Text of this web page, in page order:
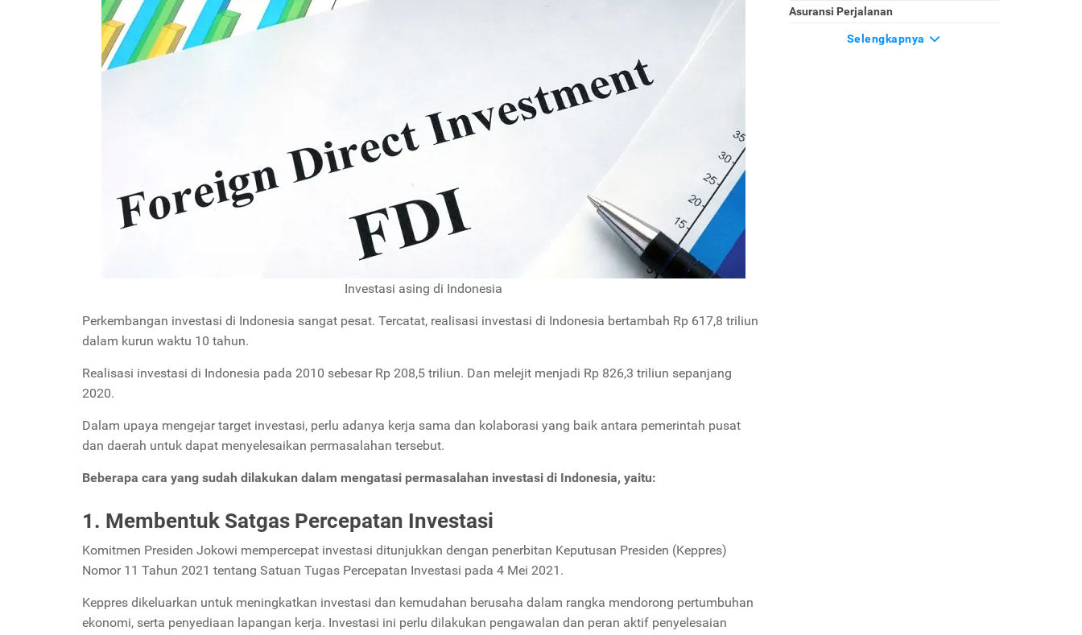
Investasi asing di Indonesia
Perkembangan investasi di Indonesia sangat pesat. Tercatat, realisasi investasi di Indonesia bertambah Rp 617,8 triliun
dalam kurun waktu 10 tahun.
Realisasi investasi di Indonesia pada 2010 sebesar Rp 208,5 triliun. Dan melejit menjadi Rp 826,3 triliun sepanjang
2020.
Dalam upaya mengejar target investasi, perlu adanya kerja sama dan kolaborasi yang baik antara pemerintah pusat
dan daerah untuk dapat menyelesaikan permasalahan tersebut.
Beberapa cara yang sudah dilakukan dalam mengatasi permasalahan investasi di Indonesia, yaitu:
1. Membentuk Satgas Percepatan Investasi
Komitmen Presiden Jokowi mempercepat investasi ditunjukkan dengan penerbitan Keputusan Presiden (Keppres)
Nomor 11 Tahun 2021 tentang Satuan Tugas Percepatan Investasi pada 4 Mei 2021.
Keppres dikeluarkan untuk meningkatkan investasi dan kemudahan berusaha dalam rangka mendorong pertumbuhan
ekonomi, serta penyediaan lapangan kerja. Investasi ini perlu dilakukan pengawalan dan peran aktif penyelesaian
Asuransi Perjalanan
Selengkapnya